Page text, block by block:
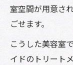
室空間が用意さ
ごせます。
こうした美容室
イドのトリート